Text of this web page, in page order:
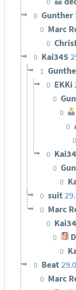
0 Gunther
0 Marc
0
0 Kai345
1
0 EKKi
0
0
0
0
0
0
0
0 suit
0 Marc
0
0
0
0 Beat
0 Marc